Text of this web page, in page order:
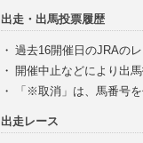
出走・出馬投票履歴
・ 過去16開催日のJRAの
・ 開催中止などにより出
・
「※取消」は、馬番号
出走レース